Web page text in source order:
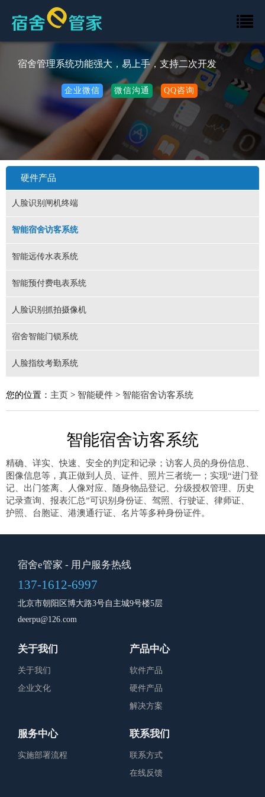
宿舍管理系统功能强大，易上手，支持二次开发
企业微信 微信沟通 QQ咨询
硬件产品
人脸识别闸机终端
智能宿舍访客系统
智能远传水表系统
智能预付费电表系统
人脸识别抓拍摄像机
宿舍智能门锁系统
人脸指纹考勤系统
您的位置： 主页 > 智能硬件 > 智能宿舍访客系统
智能宿舍访客系统
精确、详实、快速、安全的判定和记录；访客人员的身份信息、
图像信息等，真正做到人员、证件、照片三者统一；实现“进门登
记、出门签离、人像对应、随身物品登记、分级授权管理、历史
记录查询、报表汇总”可识别身份证、驾照、行驶证、律师证、
护照、台胞证、港澳通行证、名片等多种身份证件。
宿舍e管家 - 用户服务热线
137-1612-6997
北京市朝阳区博大路3号自主城9号楼5层
deerpu@126.com
关于我们
关于我们
企业文化
产品中心
软件产品
硬件产品
解决方案
服务中心
实施部署流程
联系我们
联系方式
在线反馈